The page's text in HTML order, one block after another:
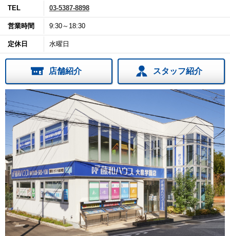
TEL 03-5387-8898
営業時間 9:30～18:30
定休日 水曜日
店舗紹介 スタッフ紹介